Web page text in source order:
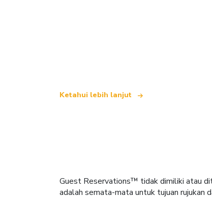
Ketahui lebih lanjut
Guest Reservations™ tidak dimiliki atau
adalah semata-mata untuk tujuan rujukan